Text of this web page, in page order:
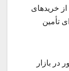
خریدهای
تأمین
در بازار